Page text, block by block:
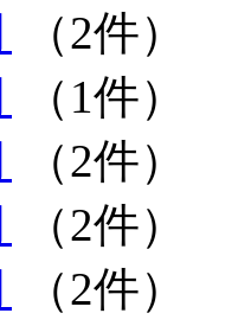
（2件）
（1件）
（2件）
（2件）
（2件）